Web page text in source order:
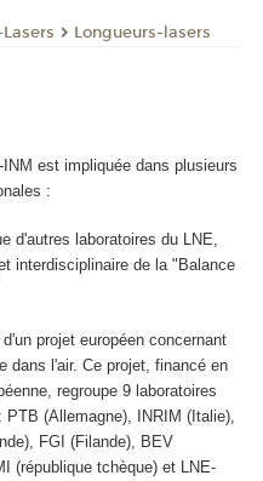
Longueurs-lasers
est impliquée dans plusieurs
:
d'autres laboratoires du LNE,
interdisciplinaire de la "Balance
projet européen concernant
dans l'air. Ce projet, financé en
regroupe 9 laboratoires
(Allemagne), INRIM (Italie),
FGI (Filande), BEV
(république tchèque) et LNE-